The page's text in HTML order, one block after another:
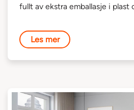
fullt av ekstra emballasje i plast
Les mer